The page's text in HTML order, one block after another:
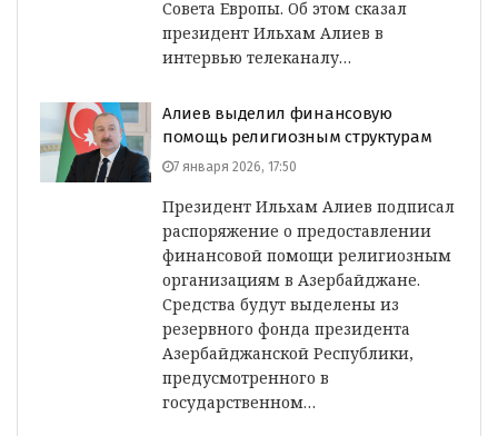
Совета Европы. Об этом сказал
президент Ильхам Алиев в
интервью телеканалу…
Алиев выделил финансовую
помощь религиозным структурам
7 января 2026, 17:50
Президент Ильхам Алиев подписал
распоряжение о предоставлении
финансовой помощи религиозным
организациям в Азербайджане.
Средства будут выделены из
резервного фонда президента
Азербайджанской Республики,
предусмотренного в
государственном…